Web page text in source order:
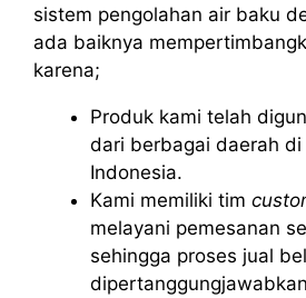
sistem pengolahan air baku
ada baiknya
karena;
Produk kami telah
dari berbagai daerah di
Indonesia.
Kami memiliki tim
melayani pemesanan
sehingga proses jual